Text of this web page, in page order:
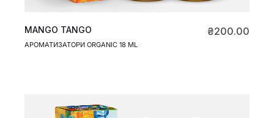
MANGO TANGO
АРОМАТИЗАТОРИ ORGANIC 18 ML
₴200.00